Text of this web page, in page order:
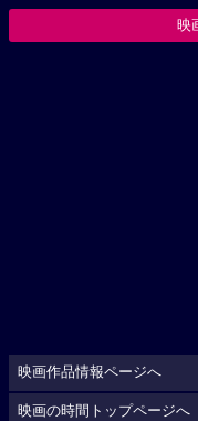
映
映画作品情報ページへ
映画の時間トップページへ